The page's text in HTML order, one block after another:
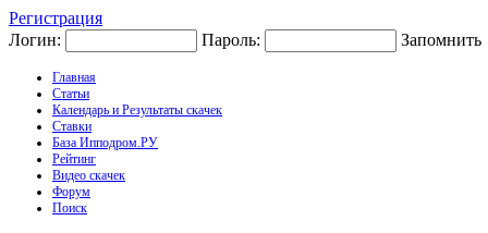
Регистрация
Логин:
Пароль: Запомнить
Главная
Статьи
Календарь и Результаты скачек
Ставки
База Ипподром.РУ
Рейтинг
Видео скачек
Форум
Поиск